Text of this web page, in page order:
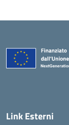
Link Esterni